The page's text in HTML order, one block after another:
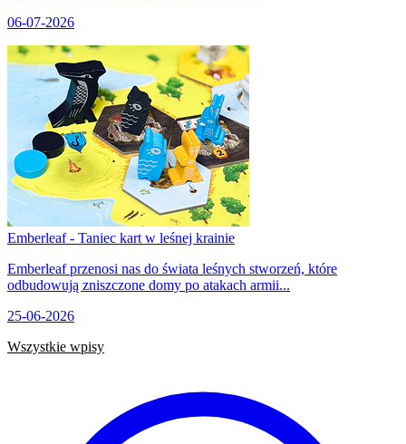
06-07-2026
Emberleaf - Taniec kart w leśnej krainie
Emberleaf przenosi nas do świata leśnych stworzeń, które
odbudowują zniszczone domy po atakach armii...
25-06-2026
Wszystkie wpisy